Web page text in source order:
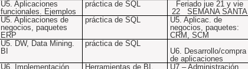
U5. Aplicaciones
funcionales. Ejemplos
práctica de SQL
Feriado jue 21 y vie
22
SEMANA SANTA
U5. Aplicaciones de
negocios, paquetes
ERP
práctica de SQL
U5. Aplicac. de
negocios, paquetes:
CRM, SCM
U5. DW, Data Mining.
BI
práctica de SQL
U6. Desarrollo/compra
de aplicaciones
U6. Implementación
Herramientas de BI.
U7 – Administración